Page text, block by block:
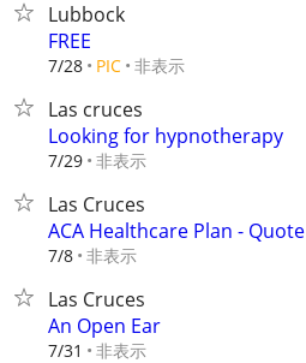
Lubbock
FREE
7/28 PIC 非表示
Las cruces
Looking for hypnotherapy
7/29 非表示
Las Cruces
ACA Healthcare Plan - Quote
7/8 非表示
Las Cruces
An Open Ear
7/31 非表示